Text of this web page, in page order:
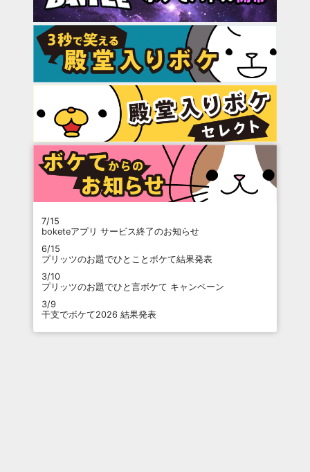
7/15
boketeアプリ サービス終了のお知らせ
6/15
プリッツのお題でひとことボケて結果発表
3/10
プリッツのお題でひと言ボケて キャンペーン
3/9
干支でボケて2026 結果発表